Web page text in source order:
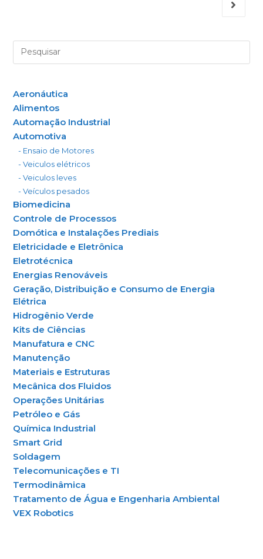
Aeronáutica
Alimentos
Automação Industrial
Automotiva
- Ensaio de Motores
- Veiculos elétricos
- Veiculos leves
- Veículos pesados
Biomedicina
Controle de Processos
Domótica e Instalações Prediais
Eletricidade e Eletrônica
Eletrotécnica
Energias Renováveis
Geração, Distribuição e Consumo de Energia
Elétrica
Hidrogênio Verde
Kits de Ciências
Manufatura e CNC
Manutenção
Materiais e Estruturas
Mecânica dos Fluidos
Operações Unitárias
Petróleo e Gás
Química Industrial
Smart Grid
Soldagem
Telecomunicações e TI
Termodinâmica
Tratamento de Água e Engenharia Ambiental
VEX Robotics